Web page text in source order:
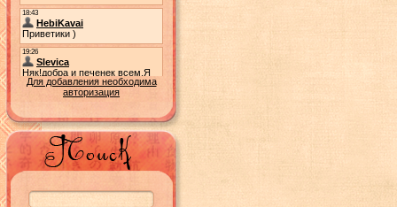
Для добавления необходима
авторизация